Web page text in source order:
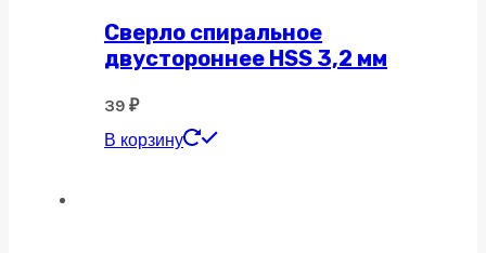
Сверло спиральное
двустороннее HSS 3,2 мм
39 ₽
В корзину